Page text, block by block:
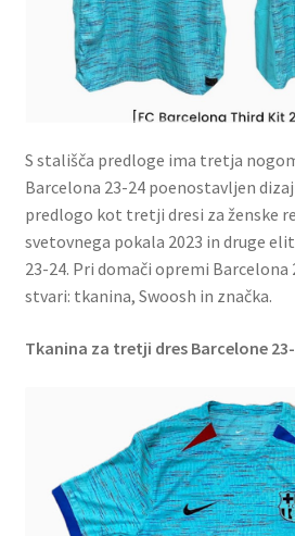
S stališča predloge ima tretja
Barcelona 23-24 poenostavljen
predlogo kot tretji dresi za ženske
svetovnega pokala 2023 in druge
23-24. Pri domači opremi
stvari: tkanina, Swoosh in značka.
Tkanina za tretji dres Barcelone